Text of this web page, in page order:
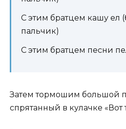
С этим братцем кашу ел
пальчик)
С этим братцем песни
Затем тормошим большой
спрятанный в кулачке «Вот